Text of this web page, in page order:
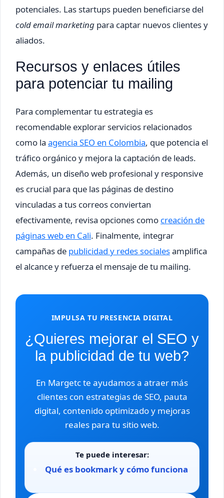
potenciales. Las startups pueden beneficiarse del
cold email marketing para captar nuevos clientes y
aliados.
Recursos y enlaces útiles
para potenciar tu mailing
Para complementar tu estrategia es
recomendable explorar servicios relacionados
como la agencia SEO en Colombia, que potencia el
tráfico orgánico y mejora la captación de leads.
Además, un diseño web profesional y responsive
es crucial para que las páginas de destino
vinculadas a tus correos conviertan
efectivamente, revisa opciones como creación de
páginas web en Cali. Finalmente, integrar
campañas de publicidad y redes socialesamplifica
el alcance y refuerza el mensaje de tu mailing.
IMPULSA TU PRESENCIA DIGITAL
¿Quieres mejorar el SEO y
la publicidad de tu web?
En Margetc te ayudamos a atraer más
clientes con estrategias de SEO, pauta
digital, contenido optimizado y mejoras
reales para tu sitio web.
Te puede interesar:
Qué es bookmark y cómo funciona